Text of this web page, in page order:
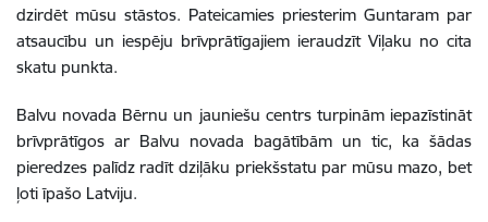
dzirdēt mūsu stāstos. Pateicamies priesterim Guntaram par
atsaucību un iespēju brīvprātīgajiem ieraudzīt Viļaku no cita
skatu punkta.
Balvu novada Bērnu un jauniešu centrs turpinām iepazīstināt
brīvprātīgos ar Balvu novada bagātībām un tic, ka šādas
pieredzes palīdz radīt dziļāku priekšstatu par mūsu mazo, bet
ļoti īpašo Latviju.